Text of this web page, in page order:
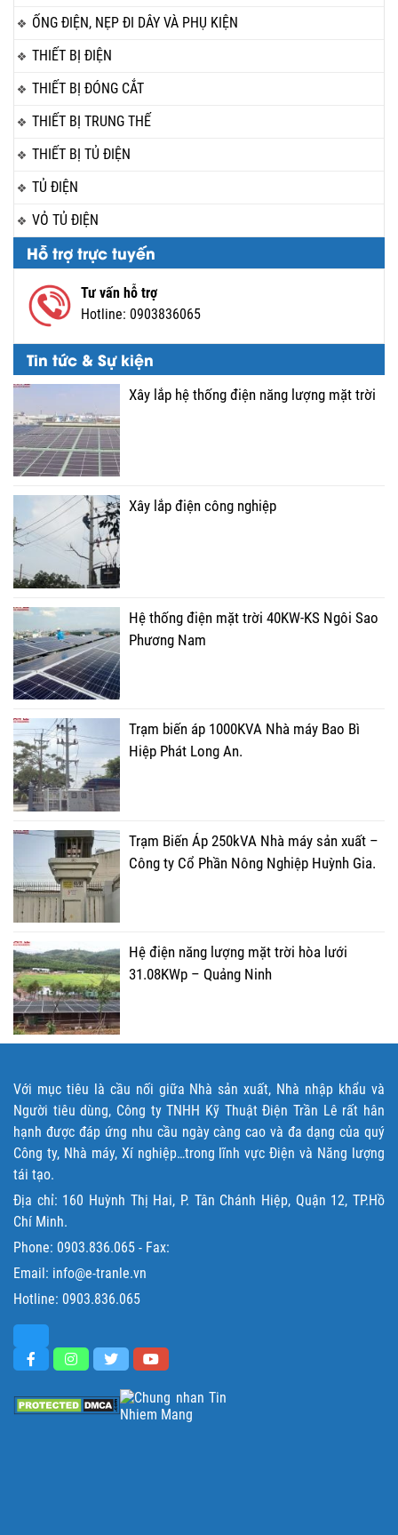
ỐNG ĐIỆN, NẸP ĐI DÂY VÀ PHỤ KIỆN
THIẾT BỊ ĐIỆN
THIẾT BỊ ĐÓNG CẮT
THIẾT BỊ TRUNG THẾ
THIẾT BỊ TỦ ĐIỆN
TỦ ĐIỆN
VỎ TỦ ĐIỆN
Hỗ trợ trực tuyến
Tư vấn hỗ trợ
Hotline: 0903836065
Tin tức & Sự kiện
Xây lắp hệ thống điện năng lượng mặt trời
Xây lắp điện công nghiệp
Hệ thống điện mặt trời 40KW-KS Ngôi Sao
Phương Nam
Trạm biến áp 1000KVA Nhà máy Bao Bì
Hiệp Phát Long An.
Trạm Biến Áp 250kVA Nhà máy sản xuất –
Công ty Cổ Phần Nông Nghiệp Huỳnh Gia.
Hệ điện năng lượng mặt trời hòa lưới
31.08KWp – Quảng Ninh
Với mục tiêu là cầu nối giữa Nhà sản xuất, Nhà nhập khẩu và
Người tiêu dùng, Công ty TNHH Kỹ Thuật Điện Trần Lê rất hân
hạnh được đáp ứng nhu cầu ngày càng cao và đa dạng của quý
Công ty, Nhà máy, Xí nghiệp…trong lĩnh vực Điện và Năng lượng
tái tạo.
Địa chỉ: 160 Huỳnh Thị Hai, P. Tân Chánh Hiệp, Quận 12, TP.Hồ
Chí Minh.
Phone: 0903.836.065 - Fax:
Email: info@e-tranle.vn
Hotline: 0903.836.065